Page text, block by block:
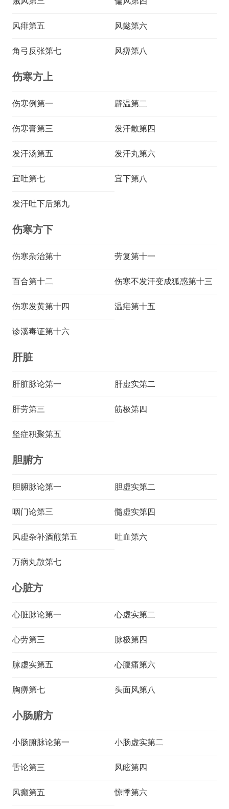
风痱第五 风懿第六
角弓反张第七 风痹第八
伤寒方上
伤寒例第一 辟温第二
伤寒膏第三 发汗散第四
发汗汤第五 发汗丸第六
宜吐第七 宜下第八
发汗吐下后第九
伤寒方下
伤寒杂治第十 劳复第十一
百合第十二 伤寒不发汗变成狐惑第十三
伤寒发黄第十四 温疟第十五
诊溪毒证第十六
肝脏
肝脏脉论第一 肝虚实第二
肝劳第三 筋极第四
坚症积聚第五
胆腑方
胆腑脉论第一 胆虚实第二
咽门论第三 髓虚实第四
风虚杂补酒煎第五 吐血第六
万病丸散第七
心脏方
心脏脉论第一 心虚实第二
心劳第三 脉极第四
脉虚实第五 心腹痛第六
胸痹第七 头面风第八
小肠腑方
小肠腑脉论第一 小肠虚实第二
舌论第三 风眩第四
风癫第五 惊悸第六